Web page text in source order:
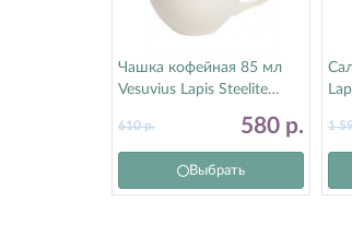
Чашка кофейная 85 мл
Vesuvius Lapis Steelite
580 р.
610р.
Выбрать
1